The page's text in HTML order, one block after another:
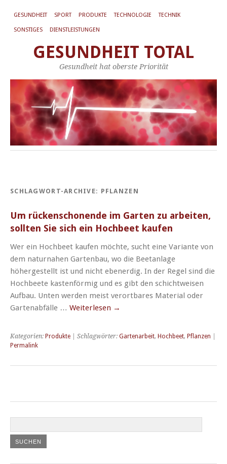
GESUNDHEIT SPORT PRODUKTE TECHNOLOGIE TECHNIK
SONSTIGES DIENSTLEISTUNGEN
GESUNDHEIT TOTAL
Gesundheit hat oberste Priorität
SCHLAGWORT-ARCHIVE: PFLANZEN
Um rückenschonende im Garten zu arbeiten,
sollten Sie sich ein Hochbeet kaufen
Wer ein Hochbeet kaufen möchte, sucht eine Variante von
dem naturnahen Gartenbau, wo die Beetanlage
höhergestellt ist und nicht ebenerdig. In der Regel sind die
Hochbeete kastenförmig und es gibt den schichtweisen
Aufbau. Unten werden meist verortbares Material oder
Gartenabfälle … Weiterlesen →
Kategorien: Produkte | Schlagwörter: Gartenarbeit, Hochbeet, Pflanzen
Permalink